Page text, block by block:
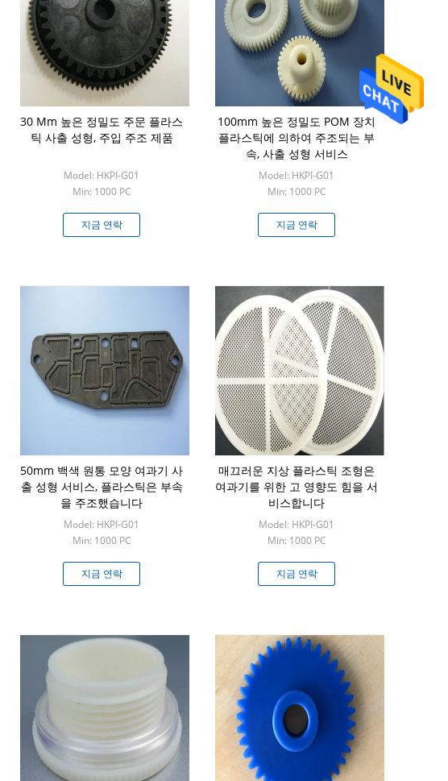
30 Mm 높은 정밀도 주문 플라스
틱 사출 성형, 주입 주조 제품
Model: HKPI-G01
Min: 1000 PC
지금 연락
100mm 높은 정밀도 POM 장치
플라스틱에 의하여 주조되는 부
속, 사출 성형 서비스
Model: HKPI-G01
Min: 1000 PC
지금 연락
50mm 백색 원통 모양 여과기 사
출 성형 서비스, 플라스틱은 부속
을 주조했습니다
Model: HKPI-G01
Min: 1000 PC
지금 연락
매끄러운 지상 플라스틱 조형은
여과기를 위한 고 영향도 힘을 서
비스합니다
Model: HKPI-G01
Min: 1000 PC
지금 연락